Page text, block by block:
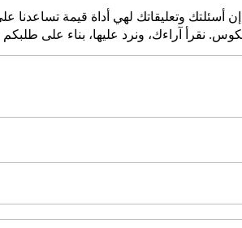
إن أسئلتك وتعليقاتك لهي أداة قيمة